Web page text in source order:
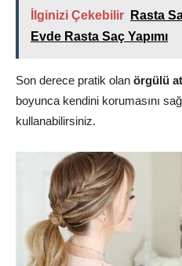
İlginizi Çekebilir
Rasta
Evde Rasta Saç Yapımı
Son derece pratik olan örgülü
boyunca kendini korumasını
kullanabilirsiniz.